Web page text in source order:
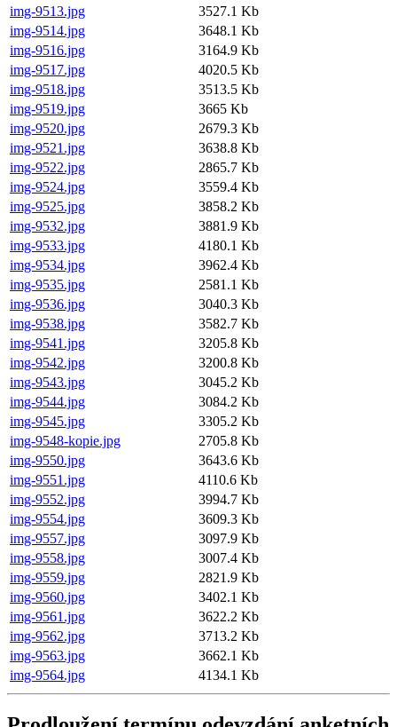
img-9513.jpg
3527.1 Kb
img-9514.jpg
3648.1 Kb
img-9516.jpg
3164.9 Kb
img-9517.jpg
4020.5 Kb
img-9518.jpg
3513.5 Kb
img-9519.jpg
3665 Kb
img-9520.jpg
2679.3 Kb
img-9521.jpg
3638.8 Kb
img-9522.jpg
2865.7 Kb
img-9524.jpg
3559.4 Kb
img-9525.jpg
3858.2 Kb
img-9532.jpg
3881.9 Kb
img-9533.jpg
4180.1 Kb
img-9534.jpg
3962.4 Kb
img-9535.jpg
2581.1 Kb
img-9536.jpg
3040.3 Kb
img-9538.jpg
3582.7 Kb
img-9541.jpg
3205.8 Kb
img-9542.jpg
3200.8 Kb
img-9543.jpg
3045.2 Kb
img-9544.jpg
3084.2 Kb
img-9545.jpg
3305.2 Kb
img-9548-kopie.jpg
2705.8 Kb
img-9550.jpg
3643.6 Kb
img-9551.jpg
4110.6 Kb
img-9552.jpg
3994.7 Kb
img-9554.jpg
3609.3 Kb
img-9557.jpg
3097.9 Kb
img-9558.jpg
3007.4 Kb
img-9559.jpg
2821.9 Kb
img-9560.jpg
3402.1 Kb
img-9561.jpg
3622.2 Kb
img-9562.jpg
3713.2 Kb
img-9563.jpg
3662.1 Kb
img-9564.jpg
4134.1 Kb